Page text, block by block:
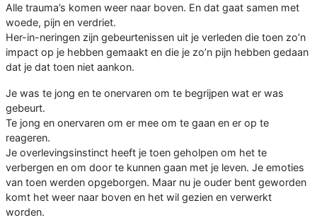
Alle trauma’s komen weer naar boven. En dat gaat samen met
woede, pijn en verdriet.
Her-in-neringen zijn gebeurtenissen uit je verleden die toen zo’n
impact op je hebben gemaakt en die je zo’n pijn hebben gedaan
dat je dat toen niet aankon.
Je was te jong en te onervaren om te begrijpen wat er was
gebeurt.
Te jong en onervaren om er mee om te gaan en er op te
reageren.
Je overlevingsinstinct heeft je toen geholpen om het te
verbergen en om door te kunnen gaan met je leven. Je emoties
van toen werden opgeborgen. Maar nu je ouder bent geworden
komt het weer naar boven en het wil gezien en verwerkt
worden.